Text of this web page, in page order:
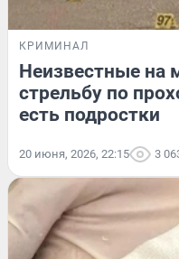
КРИМИНАЛ
Неизвестные на
стрельбу по
есть подростки
20 июня, 2026, 22:15 3